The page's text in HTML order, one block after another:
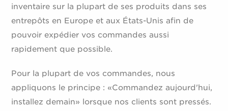
inventaire sur la plupart de ses produits dans ses
entrepôts en Europe et aux États-Unis afin de
pouvoir expédier vos commandes aussi
rapidement que possible.
Pour la plupart de vos commandes, nous
appliquons le principe : «Commandez aujourd'hui,
installez demain» lorsque nos clients sont pressés.